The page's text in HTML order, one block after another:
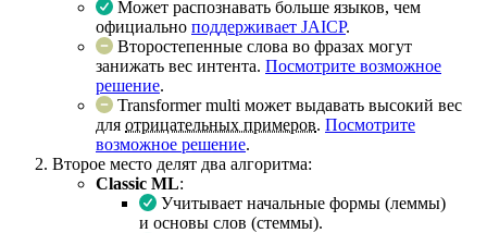
Может распознавать больше языков, чем
официально поддерживает JAICP.
Второстепенные слова во фразах могут
занижать вес интента. Посмотрите возможное
решение.
Transformer multi может выдавать высокий вес
для отрицательных примеров. Посмотрите
возможное решение.
Второе место делят два алгоритма:
Classic ML:
Учитывает начальные формы (леммы)
и основы слов (стеммы).